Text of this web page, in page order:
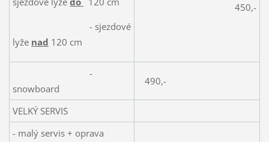
- sjezdové
lyže nad 120 cm
450,-
-
snowboard
490,-
VELKÝ SERVIS
- malý servis + oprava